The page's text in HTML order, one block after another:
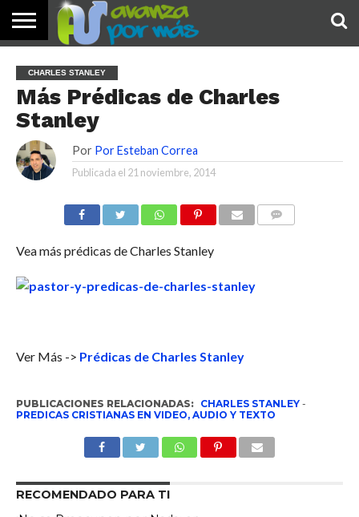
PALABRA
DE HOY
DEVOCIONALES
NOTICIAS
TESTIMONIOS
ORACIONES
SOBRE
NOSOTROS
IMÁGENES
CHARLES STANLEY
Más Prédicas de Charles
Stanley
Por Por Esteban Correa
Publicada el 21 noviembre, 2014
Vea más prédicas de Charles Stanley
Ver Más -> Prédicas de Charles Stanley
PUBLICACIONES RELACIONADAS: CHARLES STANLEY-
PREDICAS CRISTIANAS EN VIDEO, AUDIO Y TEXTO
RECOMENDADO PARA TI